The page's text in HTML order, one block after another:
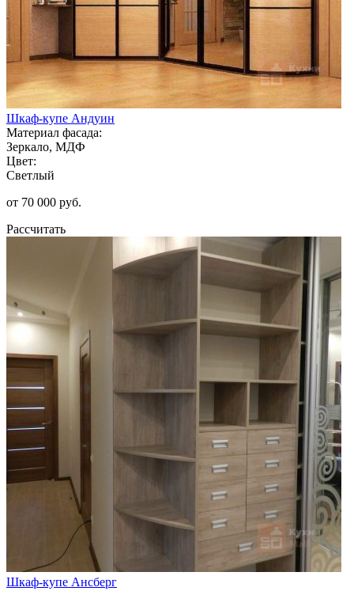
Шкаф-купе Андуин
Материал фасада:
Зеркало, МДФ
Цвет:
Светлый
от 70 000 руб.
Рассчитать
Шкаф-купе Ансберг